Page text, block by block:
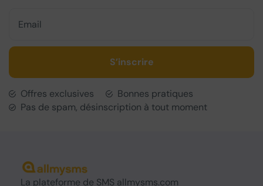
S’inscrire
Offres exclusives
Bonnes pratiques
Pas de spam, désinscription à tout moment
La plateforme de SMS allmysms.com